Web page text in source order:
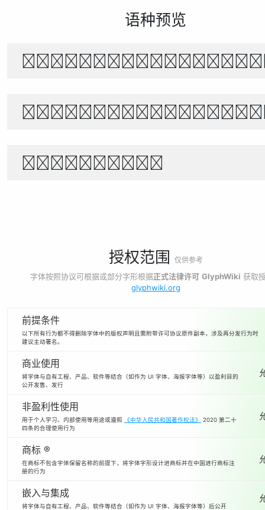
语种预览
风起时，花落无声。月下独行，山水
世界宇宙浩瀚無垠，科技創新永無止
1234567890
授权范围 仅供参考
字体按照协议可根据或部分字形根据正式法律许可 GlyphWiki 获取
glyphwiki.org
前提条件
以下所有行为都不得删除字体中的版权声明且需附带许可协议原件副本，涉及再分发行为时
建议主动署名。
商业使用
将字体与自有工程、产品、软件等结合（如作为 UI 字体、海报字体等）以盈利目的
公开发售、发行
非盈利性使用
用于个人学习、内部使用等用途或遵照 《中华人民共和国著作权法》
2020 第二十
四条的合理使用行为
商标 ®
在商标不包含字体保留名称的前提下，将字体字形设计进商标并在中国进行商标注
册的行为
嵌入与集成
将字体与自有工程、产品、软件等结合（如作为 UI 字体、海报字体等）后公开